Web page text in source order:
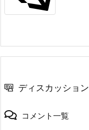
ディスカッション
コメント一覧